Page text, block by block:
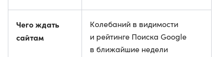
Чего ждать
сайтам
Колебаний в видимости
и рейтинге Поиска Google
в ближайшие недели